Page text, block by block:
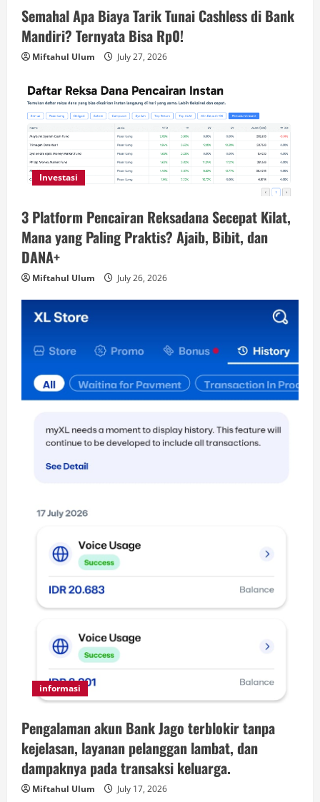
Semahal Apa Biaya Tarik Tunai Cashless di Bank
Mandiri? Ternyata Bisa Rp0!
Miftahul Ulum July 27, 2026
Investasi
3 Platform Pencairan Reksadana Secepat Kilat,
Mana yang Paling Praktis? Ajaib, Bibit, dan
DANA+
Miftahul Ulum July 26, 2026
informasi
Pengalaman akun Bank Jago terblokir tanpa
kejelasan, layanan pelanggan lambat, dan
dampaknya pada transaksi keluarga.
Miftahul Ulum July 17, 2026